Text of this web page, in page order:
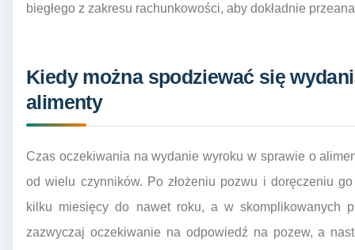
biegłego z zakresu rachunkowości, aby dokładnie
Kiedy można spodziewać się
alimenty
Czas oczekiwania na wydanie wyroku w sprawie o
od wielu czynników. Po złożeniu pozwu i doręczeniu
kilku miesięcy do nawet roku, a w skomplikowanych
zazwyczaj oczekiwanie na odpowiedź na pozew, a